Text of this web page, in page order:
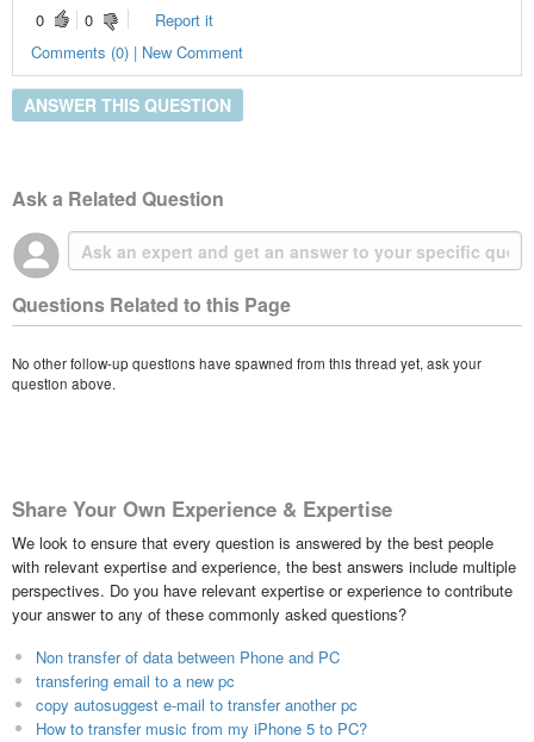
0
0
Report it
Comments (0) | New Comment
ANSWER THIS QUESTION
Ask a Related Question
Questions Related to this Page
No other follow-up questions have spawned from this thread yet, ask your
question above.
Share Your Own Experience & Expertise
We look to ensure that every question is answered by the best people
with relevant expertise and experience, the best answers include multiple
perspectives. Do you have relevant expertise or experience to contribute
your answer to any of these commonly asked questions?
Non transfer of data between Phone and PC
transfering email to a new pc
copy autosuggest e-mail to transfer another pc
How to transfer music from my iPhone 5 to PC?